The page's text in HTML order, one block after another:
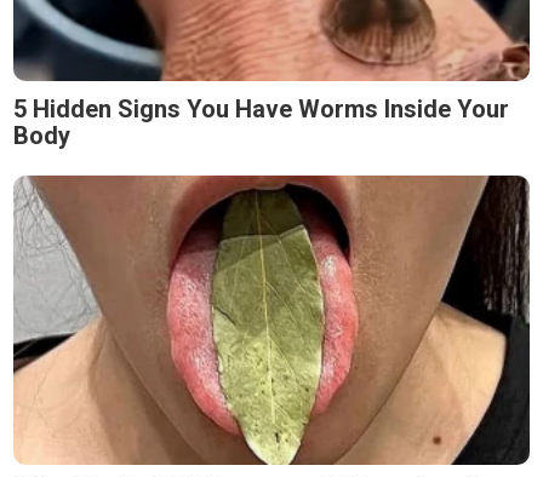
5 Hidden Signs You Have Worms Inside Your
Body